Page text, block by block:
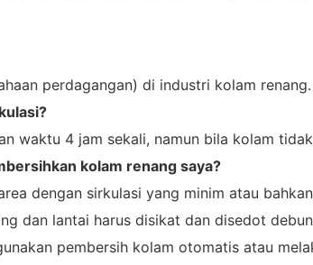
perdagangan) di industri kolam renang.
waktu 4 jam sekali, namun bila kolam
kolam renang saya?
dengan sirkulasi yang minim atau
dan lantai harus disikat dan disedot
pembersih kolam otomatis atau